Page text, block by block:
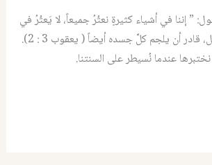
إننا في أشياء كثيرةٍ نعثُرُ جميعاً، لا يَعثُرُ في
الكلام، فذاك رجلٌ كامل، قادر أن يلجم كلَّ جسده أيضاً ( يعقوب 3 : 2).
عندما نُسيطر على السنتنا.